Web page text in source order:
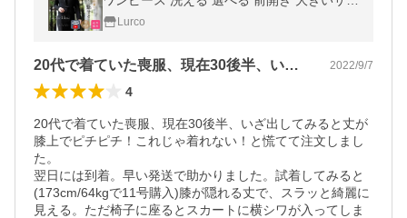
ズ ロング丈 トールサイズ あすつく S/M/L/L
L/3L/4L/5L 2967104
Lurco
20代で着ていた喪服、現在30後半、い… 2022/9/7
4
20代で着ていた喪服、現在30後半、いざ出してみると丈が
膝上でピチピチ！これじゃ着れない！と慌てて注文しまし
た。
翌日には到着。早い発送で助かりました。試着してみると
(173cm/64kgで11号購入)膝が隠れる丈で、スラッと綺麗に
見える。ただ椅子に座るとスカートに横シワが入ってしま